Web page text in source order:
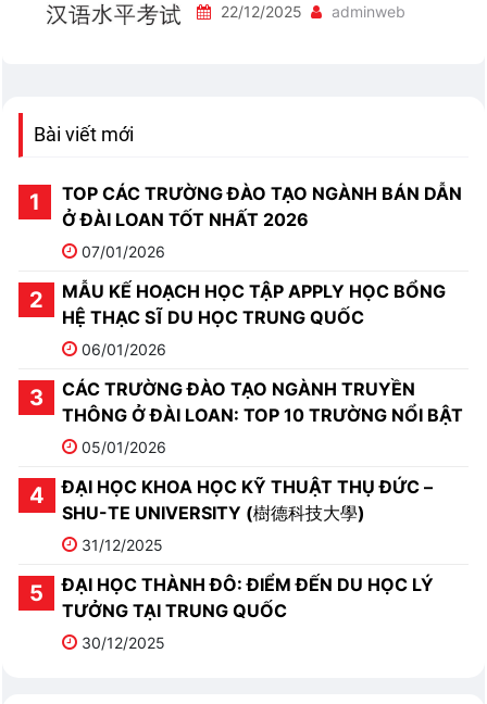
22/12/2025
adminweb
Bài viết mới
TOP CÁC TRƯỜNG ĐÀO TẠO NGÀNH BÁN DẪN
Ở ĐÀI LOAN TỐT NHẤT 2026
07/01/2026
MẪU KẾ HOẠCH HỌC TẬP APPLY HỌC BỔNG
HỆ THẠC SĨ DU HỌC TRUNG QUỐC
06/01/2026
CÁC TRƯỜNG ĐÀO TẠO NGÀNH TRUYỀN
THÔNG Ở ĐÀI LOAN: TOP 10 TRƯỜNG NỔI BẬT
05/01/2026
ĐẠI HỌC KHOA HỌC KỸ THUẬT THỤ ĐỨC –
SHU-TE UNIVERSITY (樹德科技大學)
31/12/2025
ĐẠI HỌC THÀNH ĐÔ: ĐIỂM ĐẾN DU HỌC LÝ
TƯỞNG TẠI TRUNG QUỐC
30/12/2025